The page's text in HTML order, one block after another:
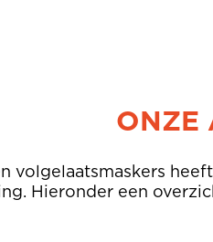
ONZE
volgelaatsmaskers
Hieronder een